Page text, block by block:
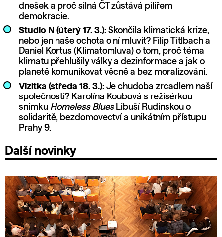
dnešek a proč silná ČT zůstává pilířem
demokracie.
Studio N (úterý 17. 3.): Skončila klimatická krize,
nebo jen naše ochota o ní mluvit? Filip Titlbach a
Daniel Kortus (Klimatomluva) o tom, proč téma
klimatu přehlušily války a dezinformace a jak o
planetě komunikovat věcně a bez moralizování.
Vizitka (středa 18. 3.): Je chudoba zrcadlem naší
společnosti? Karolína Koubová s režisérkou
snímku Homeless BluesLibuší Rudínskou o
solidaritě, bezdomovectví a unikátním přístupu
Prahy 9.
Další novinky